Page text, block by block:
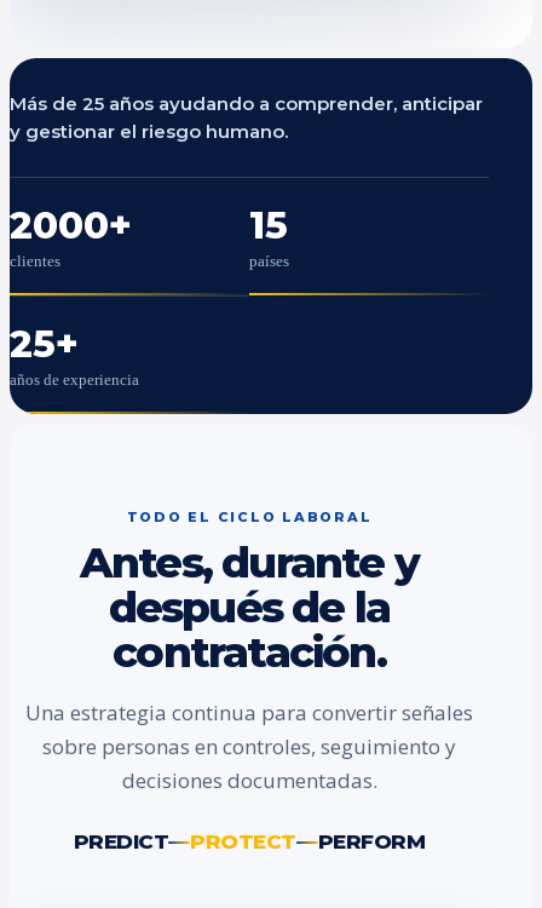
Más de 25 años ayudando a comprender, anticipar
y gestionar el riesgo humano.
2000+
clientes
15
países
25+
años de experiencia
TODO EL CICLO LABORAL
Antes, durante y
después de la
contratación.
Una estrategia continua para convertir señales
sobre personas en controles, seguimiento y
decisiones documentadas.
PREDICT PROTECT PERFORM